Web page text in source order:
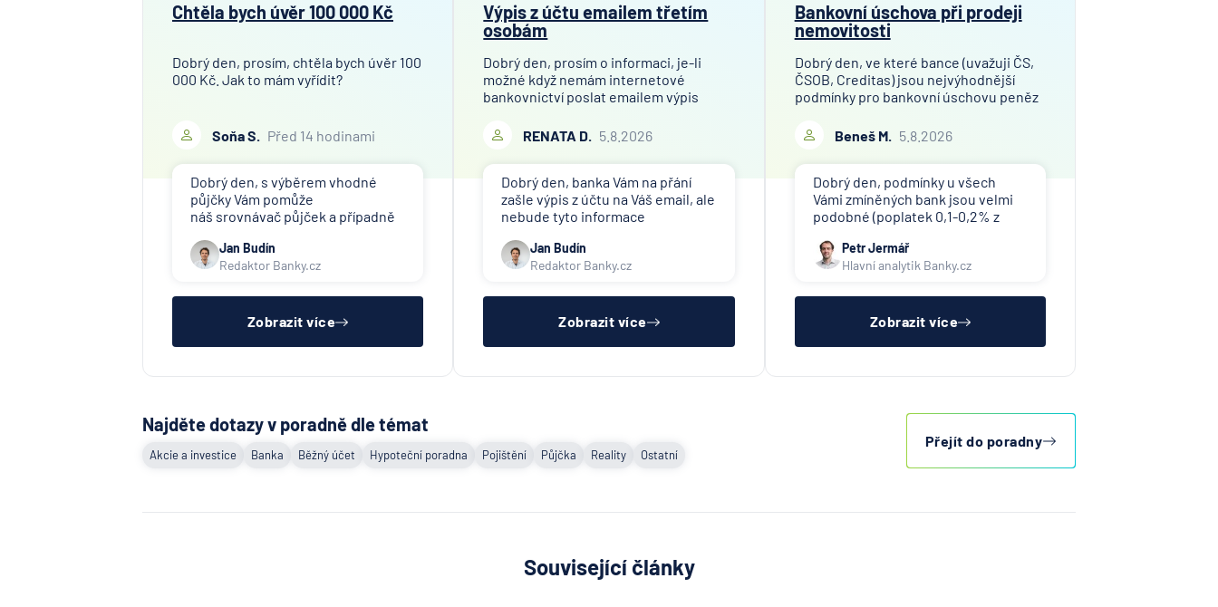
Chtěla bych úvěr 100 000 Kč
Dobrý den, prosím, chtěla bych úvěr 100
000 Kč. Jak to mám vyřídit?
Soňa S. Před 14 hodinami
Dobrý den, s výběrem vhodné
půjčky Vám pomůže
náš srovnávač půjček a případně
půjček. Pro získání půjčky je třeba
mít dostatečný příjem, nebýt ve
čistý registr dlužník a ideálně mít
Jan Budín
Redaktor Banky.cz
Zobrazit více
Výpis z účtu emailem třetím
osobám
Dobrý den, prosím o informaci, je-li
možné když nemám internetové
bankovnictví poslat emailem výpis
společnosti, které toto požaduje za
účelem ověření bankovního účtu.
Děkuji
RENATA D. 5.8.2026
Dobrý den, banka Vám na přání
zašle výpis z účtu na Váš email, ale
nebude tyto informace
společnosti). Případné přeposlání
emailu s výpisem jiným osobám či
zařídit sama.
Jan Budín
Redaktor Banky.cz
Zobrazit více
Bankovní úschova při prodeji
nemovitosti
Dobrý den, ve které bance (uvažuji ČS,
ČSOB, Creditas) jsou nejvýhodnější
podmínky pro bankovní úschovu peněz
Objem finanční hotovosti pro úschovu
je mezi 9,2 a 10,0 mil. Kč. Děkuji za
odpověď!
Beneš M. 5.8.2026
Dobrý den, podmínky u všech
Vámi zmíněných bank jsou velmi
podobné (poplatek 0,1-0,2% z
náš srovnávač jistotních účtů.
Banky tuto službu často nabízí jen
hypotéce a bývá komplikované
sladit všec
Petr Jermář
Hlavní analytik Banky.cz
Zobrazit více
Najděte dotazy v poradně dle témat
Akcie a investice Banka Běžný účet Hypoteční poradna Pojištění Půjčka Reality Ostatní
Přejít do poradny
Související články